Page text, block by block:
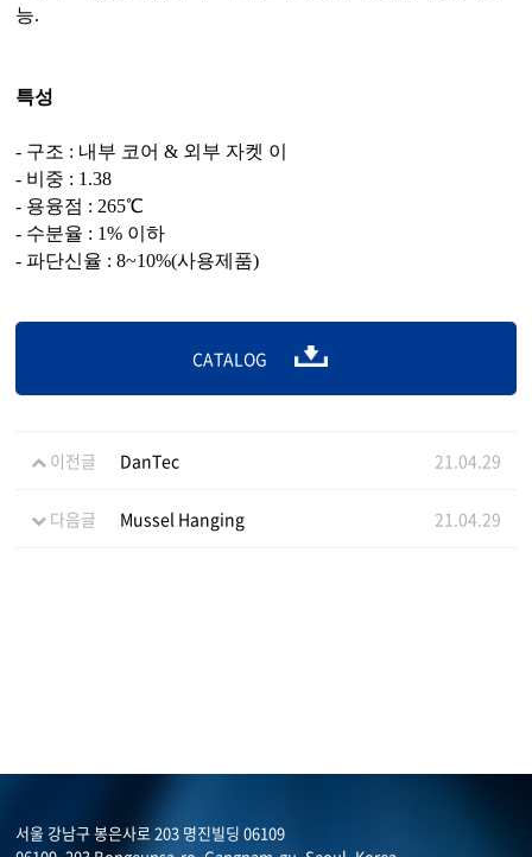
능.
특성
- 구조 : 내부 코어 & 외부 자켓 이
- 비중 : 1.38
- 용융점 : 265℃
- 수분율 : 1% 이하
- 파단신율 : 8~10%(사용제품)
CATALOG
이전글 DanTec 21.04.29
다음글 Mussel Hanging 21.04.29
서울 강남구 봉은사로 203 명진빌딩 06109